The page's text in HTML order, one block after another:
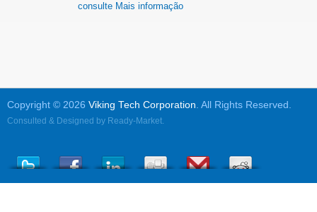
consulte Mais informação
Copyright © 2026 Viking Tech Corporation. All Rights Reserved.
Consulted & Designed by Ready-Market.